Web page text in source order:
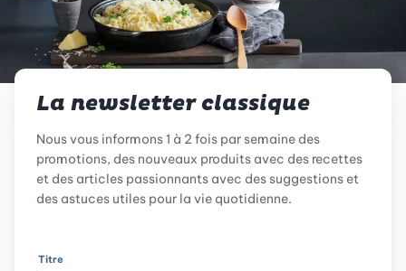
La newsletter classique
Nous vous informons 1 à 2 fois par semaine des
promotions, des nouveaux produits avec des recettes
et des articles passionnants avec des suggestions et
des astuces utiles pour la vie quotidienne.
Titre